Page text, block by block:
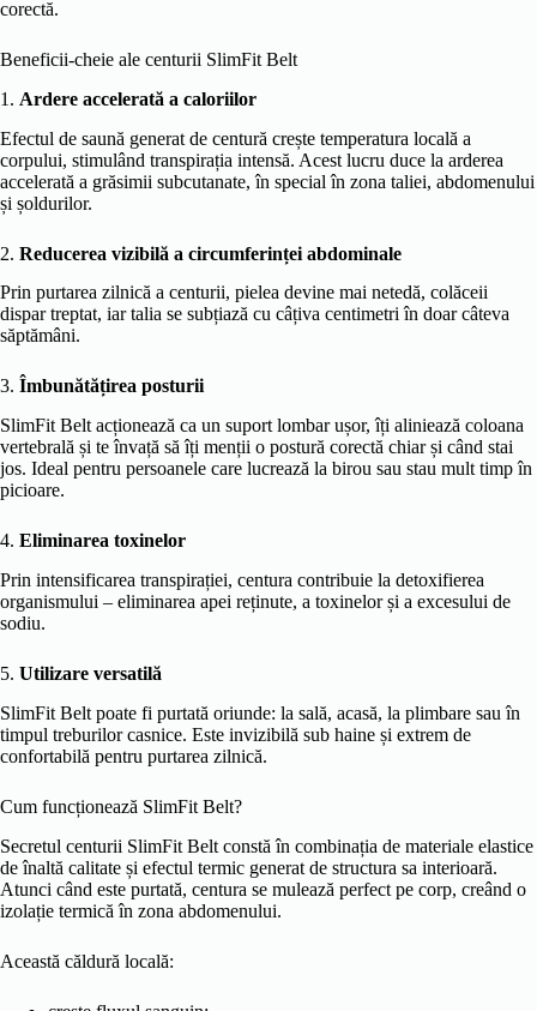
corectă.
Beneficii-cheie ale centurii SlimFit Belt
1. Ardere accelerată a caloriilor
Efectul de saună generat de centură crește temperatura locală a
corpului, stimulând transpirația intensă. Acest lucru duce la arderea
accelerată a grăsimii subcutanate, în special în zona taliei, abdomenului
și șoldurilor.
2. Reducerea vizibilă a circumferinței abdominale
Prin purtarea zilnică a centurii, pielea devine mai netedă, colăceii
dispar treptat, iar talia se subțiază cu câțiva centimetri în doar câteva
săptămâni.
3. Îmbunătățirea posturii
SlimFit Belt acționează ca un suport lombar ușor, îți aliniează coloana
vertebrală și te învață să îți menții o postură corectă chiar și când stai
jos. Ideal pentru persoanele care lucrează la birou sau stau mult timp în
picioare.
4. Eliminarea toxinelor
Prin intensificarea transpirației, centura contribuie la detoxifierea
organismului – eliminarea apei reținute, a toxinelor și a excesului de
sodiu.
5. Utilizare versatilă
SlimFit Belt poate fi purtată oriunde: la sală, acasă, la plimbare sau în
timpul treburilor casnice. Este invizibilă sub haine și extrem de
confortabilă pentru purtarea zilnică.
Cum funcționează SlimFit Belt?
Secretul centurii SlimFit Belt constă în combinația de materiale elastice
de înaltă calitate și efectul termic generat de structura sa interioară.
Atunci când este purtată, centura se mulează perfect pe corp, creând o
izolație termică în zona abdomenului.
Această căldură locală: